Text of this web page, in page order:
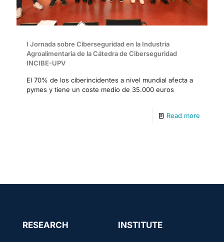
I Jornada sobre Ciberseguridad en la Industria
Agroalimentaria de la Cátedra de Ciberseguridad
INCIBE-UPV
El 70% de los ciberincidentes a nivel mundial afecta a
pymes y tiene un coste medio de 35.000 euros
Read more
RESEARCH INSTITUTE